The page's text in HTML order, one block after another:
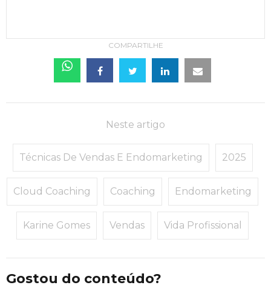
COMPARTILHE
Neste artigo
Técnicas De Vendas E Endomarketing 2025
Cloud Coaching Coaching Endomarketing
Karine Gomes Vendas Vida Profissional
Gostou do conteúdo?